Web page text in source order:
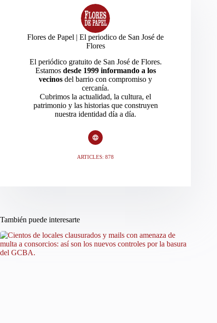
Flores de Papel | El periodico de San José de
Flores
El periódico gratuito de San José de Flores.
Estamos desde 1999 informando a los
vecinos del barrio con compromiso y
cercanía.
Cubrimos la actualidad, la cultura, el
patrimonio y las historias que construyen
nuestra identidad día a día.
ARTICLES: 878
También puede interesarte